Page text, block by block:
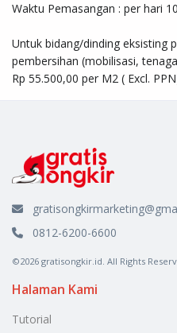
Waktu Pemasangan : per hari
Untuk bidang/dinding eksisting
pembersihan (mobilisasi,
Rp 55.500,00 per M2 ( Excl.
0812-6200-6600
©2026 gratisongkir.id. All Rights
Halaman Kami
Tutorial